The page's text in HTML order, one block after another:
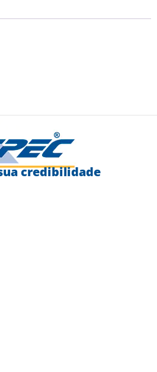
credibilidade